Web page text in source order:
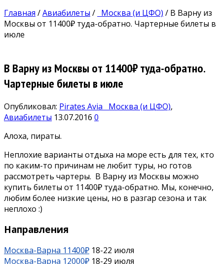
Главная /Авиабилеты / Москва (и ЦФО) / В Варну из
Москвы от 11400₽ туда-обратно. Чартерные билеты в
июле
В Варну из Москвы от 11400₽ туда-обратно.
Чартерные билеты в июле
Опубликовал: Pirates Avia Москва (и ЦФО),
Авиабилеты 13.07.2016 0
Алоха, пираты.
Неплохие варианты отдыха на море есть для тех, кто
по каким-то причинам не любит туры, но готов
рассмотреть чартеры. В Варну из Москвы можно
купить билеты от 11400₽ туда-обратно. Мы, конечно,
любим более низкие цены, но в разгар сезона и так
неплохо :)
Направления
Москва-Варна 11400₽ 18-22 июля
Москва-Варна 12000₽ 18-29 июля